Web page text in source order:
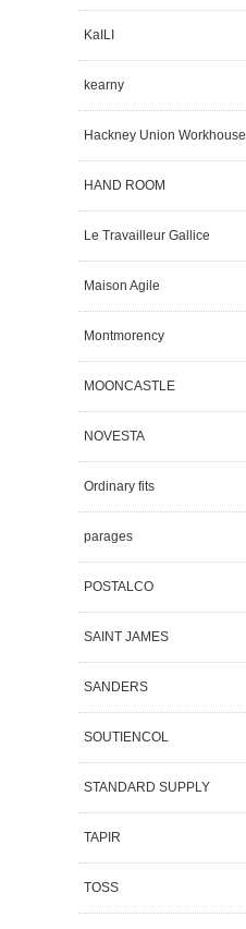
KaILI
kearny
Hackney Union Workhouse
HAND ROOM
Le Travailleur Gallice
Maison Agile
Montmorency
MOONCASTLE
NOVESTA
Ordinary fits
parages
POSTALCO
SAINT JAMES
SANDERS
SOUTIENCOL
STANDARD SUPPLY
TAPIR
TOSS